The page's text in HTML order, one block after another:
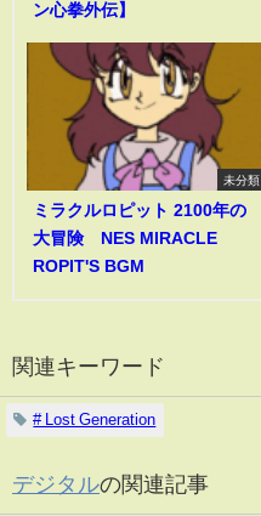
ン心拳外伝】
未分類
ミラクルロピット 2100年の
大冒険 NES MIRACLE
ROPIT'S BGM
関連キーワード
# Lost Generation
デジタルの関連記事